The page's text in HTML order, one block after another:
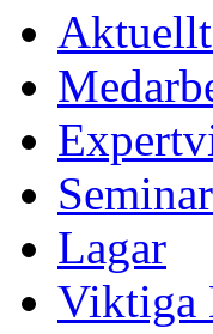
Lagar
Viktiga